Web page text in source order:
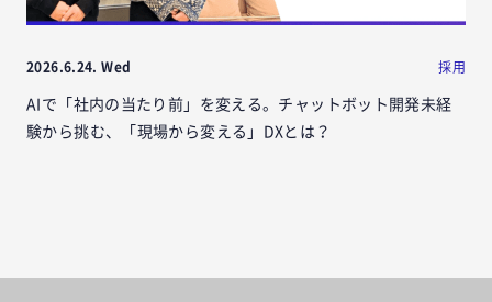
2026.6.24. Wed 採用
AIで「社内の当たり前」を変える。チャットボット開発未経
験から挑む、「現場から変える」DXとは？